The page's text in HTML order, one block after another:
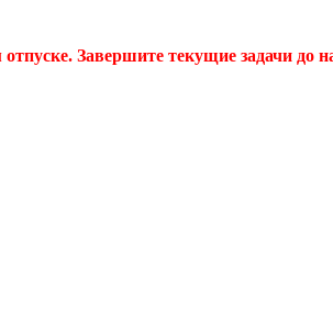
Завершите текущие задачи до